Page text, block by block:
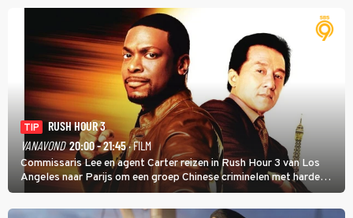
TIP
RUSH HOUR 3
VANAVOND 20:00 - 21:45· FILM
Commissaris Lee en agent Carter reizen in Rush Hour 3 van Los
Angeles naar Parijs om een groep Chinese criminelen met harde
hand aan te pakken.